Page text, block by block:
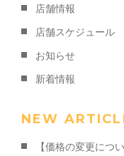
店舗情報
店舗スケジュール
お知らせ
新着情報
NEW
【価格の変更につ